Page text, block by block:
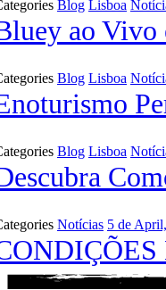
Blog Lisboa
ao Vivo
Blog Lisboa
Blog Lisboa
Notícias 5 de